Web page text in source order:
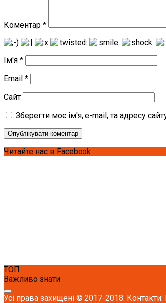
Коментар *
Ім'я *
Email *
Сайт
Зберегти моє ім'я, e-mail, та адресу
Читайте нас в Facebook
ТОП
Важливо знати
Усі права захищені © 2017-2018.